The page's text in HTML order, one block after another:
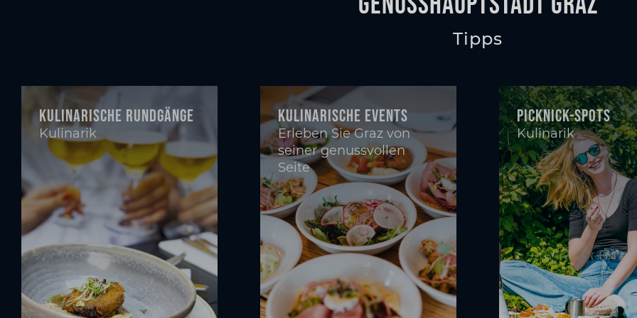
Tipps
Kulinarische Rundgänge
Kulinarik
Kulinarische Events
Erleben Sie Graz von
seiner genussvollen
Seite
Picknick-Spots
Kulinarik